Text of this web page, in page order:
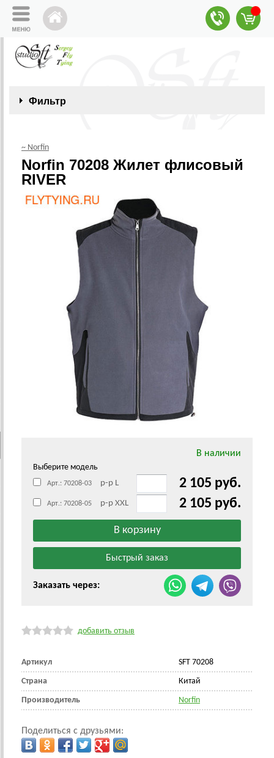
Фильтр
~ Norfin
Norfin 70208 Жилет флисовый
RIVER
В наличии
Выберите модель
Арт.: 70208-03 р-р L 2 105 руб.
Арт.: 70208-05 р-р XXL 2 105 руб.
Заказать через:
добавить отзыв
Артикул SFT 70208
Страна Китай
Производитель Norfin
Поделиться с друзьями: